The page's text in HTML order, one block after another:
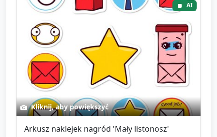
AI
Kliknij, aby powiększyć
Arkusz naklejek nagród 'Mały listonosz'